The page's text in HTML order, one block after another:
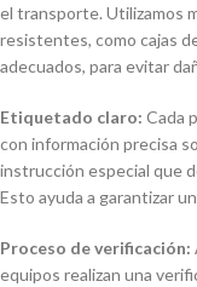
el transporte. Utilizamos
resistentes, como cajas
adecuados, para evitar
Etiquetado claro: Cada
con información precisa
instrucción especial que
Esto ayuda a garantizar
Proceso de verificación:
equipos realizan una